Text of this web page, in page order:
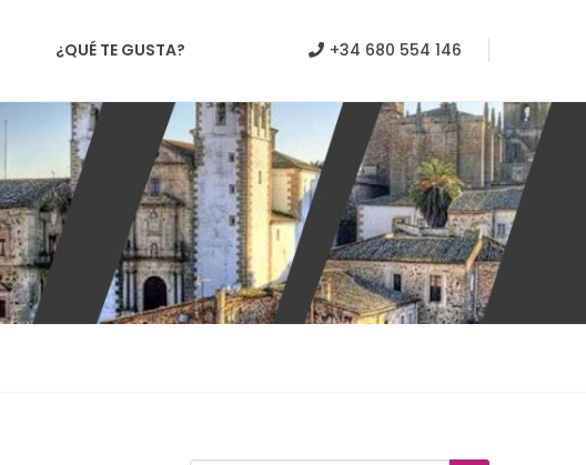
¿QUÉ TE GUSTA? +34 680 554 146